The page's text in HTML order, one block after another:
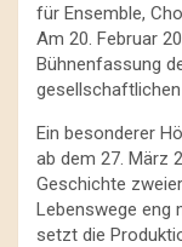
für Ensemble,
Am 20. Februar
Bühnenfassung
Ein besonderer
ab dem 27. März
Geschichte
Lebenswege eng
setzt die